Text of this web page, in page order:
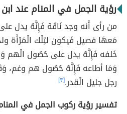
رؤية الجمل في المنام عند
من رأى أَنه وجد نَاقَة فَإِنَّهُ يدل
مَعهَا فصيل فَيكون لتِلْك الْمَرْأَة
خَلفه فَإِنَّهُ يدل على حُصُول الْهم
وَمَا أطاعه فَإِنَّهُ حُصُول هم وغم،
رجل جليل الْقدر.[٣]
تفسير رؤية ركوب الجمل في